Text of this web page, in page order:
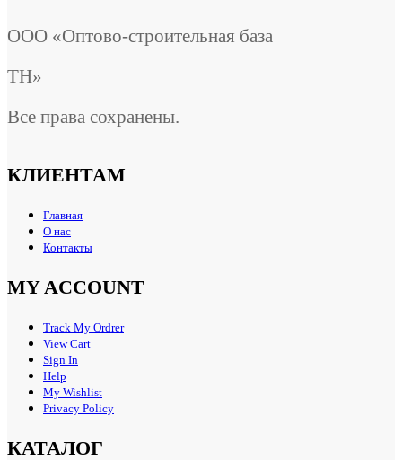
ООО «Оптово-строительная база
ТН»
Все права сохранены.
КЛИЕНТАМ
Главная
О нас
Контакты
MY ACCOUNT
Track My Ordrer
View Cart
Sign In
Help
My Wishlist
Privacy Policy
КАТАЛОГ